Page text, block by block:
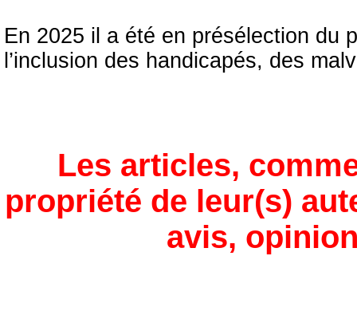
En 2025 il a été en présélection du
l’inclusion des handicapés, des
Les articles,
propriété de leur(s)
avis,